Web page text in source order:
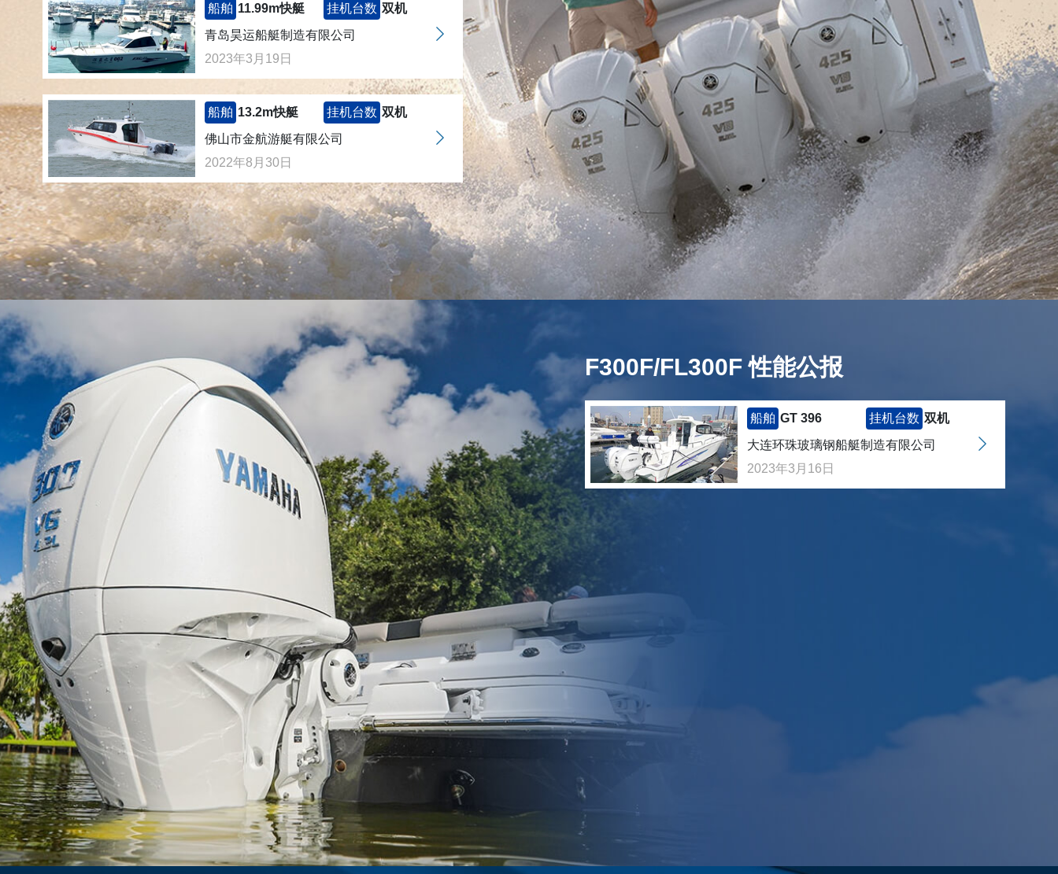
船舶 11.99m快艇 挂机台数 双机
青岛昊运船艇制造有限公司
2023年3月19日
船舶 13.2m快艇 挂机台数 双机
佛山市金航游艇有限公司
2022年8月30日
F300F/FL300F 性能公报
挂机台数 三机
限公司
挂机台数
双机
司
挂机台数
双机
公司
挂机台数 四机
司
WA 36 挂机台数
2023年9月27日
船舶 FW 380 挂机台数 双机
大连海順船艇有限公司
2023年9月26日
船舶 S388 挂机台数 双机
大连沃德船艇有限公司
2023年5月30日
船舶 W-420 挂机台数 双机
大连獐子岛玻璃钢船舶制造有限公司
2023年4月26日
船舶 GT 396 挂机台数 双机
大连环珠玻璃钢船艇制造有限公司
2023年3月16日